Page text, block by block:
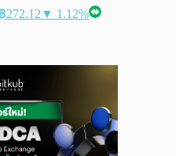
฿272.12 ▼ 1.12%